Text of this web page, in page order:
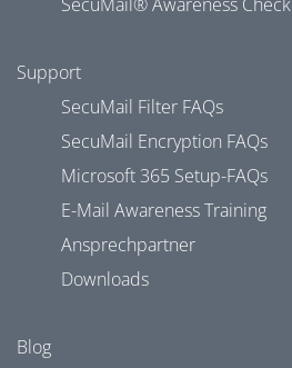
Support
SecuMail Filter FAQs
SecuMail Encryption FAQs
Microsoft 365 Setup-FAQs
E-Mail Awareness Training
Ansprechpartner
Downloads
Blog